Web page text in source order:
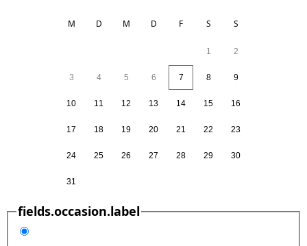
M D M D F S S
1 2
3 4 5 6 7 8 9
10 11 12 13 14 15 16
17 18 19 20 21 22 23
24 25 26 27 28 29 30
31
fields.occasion.label